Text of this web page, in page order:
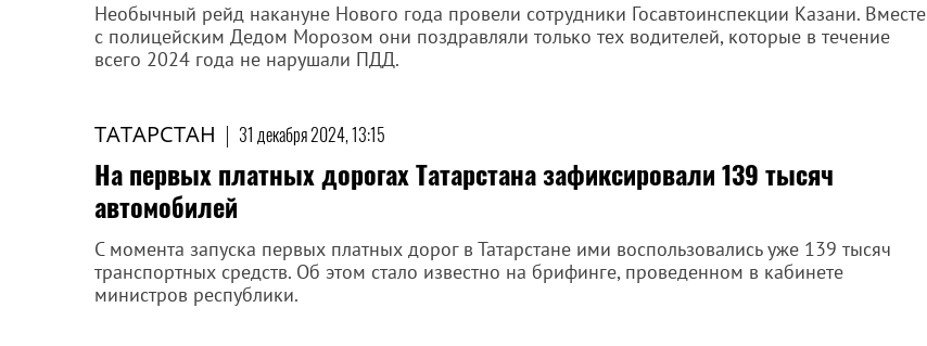
Необычный рейд накануне Нового года провели сотрудники Госавтоинспекции Казани. Вместе
с полицейским Дедом Морозом они поздравляли только тех водителей, которые в течение
всего 2024 года не нарушали ПДД.
ТАТАРСТАН | 31 декабря 2024, 13:15
На первых платных дорогах Татарстана зафиксировали 139 тысяч
автомобилей
С момента запуска первых платных дорог в Татарстане ими воспользовались уже 139 тысяч
транспортных средств. Об этом стало известно на брифинге, проведенном в кабинете
министров республики.